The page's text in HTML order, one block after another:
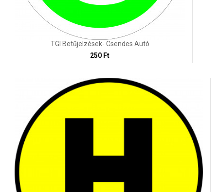
TGI Betűjelzések- Csendes Autó
250 Ft